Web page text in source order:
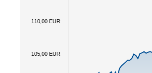
105,00 EUR
110,00 EUR